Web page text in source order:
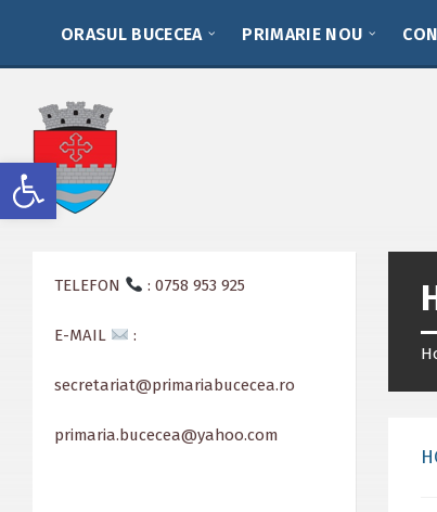
Deschide bara de unelte
sidebar
ORASUL BUCECEA PRIMARIE NOU
TELEFON : 0758 953 925
E-MAIL :
secretariat@primariabucecea.ro
primaria.bucecea@yahoo.com